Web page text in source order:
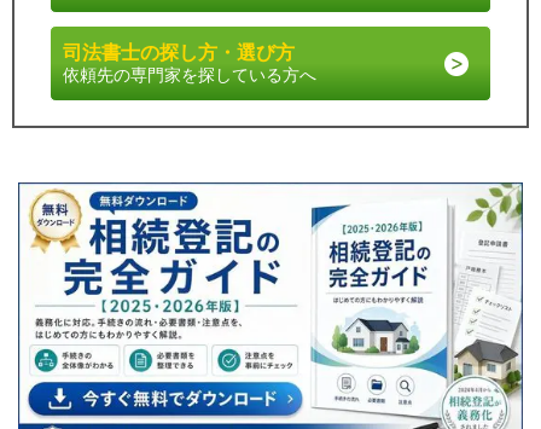
司法書士の探し方・選び方
依頼先の専門家を探している方へ